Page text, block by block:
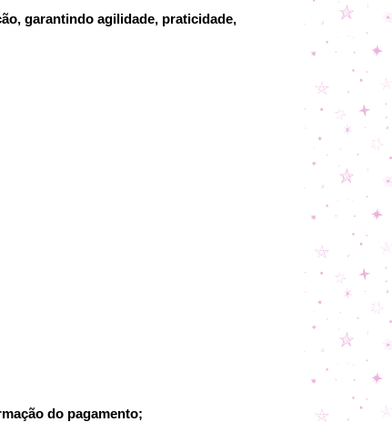
garantindo agilidade, praticidade,
do pagamento;